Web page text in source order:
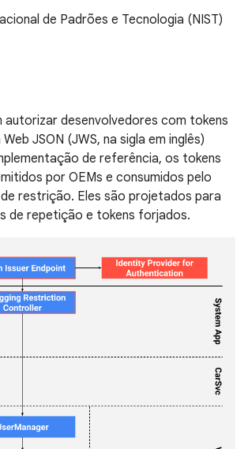
de Padrões e Tecnologia (NIST)
autorizar desenvolvedores com tokens
JSON (JWS, na sigla em inglês)
de referência, os tokens
por OEMs e consumidos pelo
restrição. Eles são projetados para
de repetição e tokens forjados.